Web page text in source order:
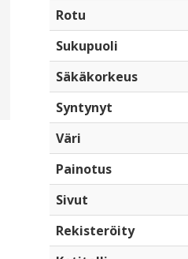
Rotu
Sukupuoli
Säkäkorkeus
Syntynyt
Väri
Painotus
Sivut
Rekisteröity